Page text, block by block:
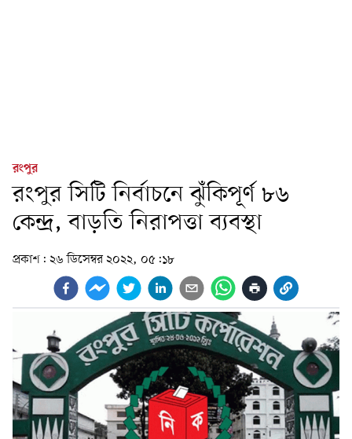
রংপুর
রংপুর সিটি নির্বাচনে ঝুঁকিপূর্ণ ৮৬
কেন্দ্র, বাড়তি নিরাপত্তা ব্যবস্থা
প্রকাশ: ২৬ ডিসেম্বর ২০২২, ০৫:১৮